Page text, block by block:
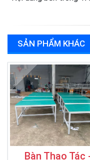
SẢN PHẨM KHÁC
Bàn Thao Tác